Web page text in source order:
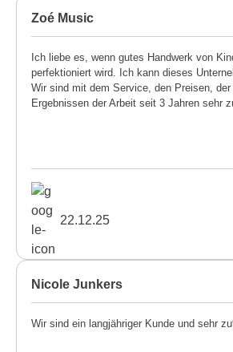
Zoé Music
Ich liebe es, wenn gutes Handwerk von
perfektioniert wird. Ich kann dieses
Wir sind mit dem Service, den Preisen,
Ergebnissen der Arbeit seit 3 Jahren sehr
22.12.25
Nicole Junkers
Wir sind ein langjähriger Kunde und sehr